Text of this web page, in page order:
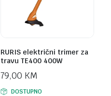
RURIS električni trimer za
travu TE400 400W
79,00 KM
DOSTUPNO